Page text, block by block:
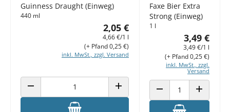
Guinness Draught (Einweg)
440 ml
2,05 €
4,66 €/1 l
inkl. MwSt., zzgl. Versand
(+ Pfand 0,25 €)
ANZAHL VERRINGERN ANZAHL ERHÖHEN
Faxe Bier Extra
Strong (Einweg)
1 l
3,49 €
3,49 €/1 l
inkl. MwSt., zzgl.
Versand
(+ Pfand 0,25 €)
ANZAHL VERRINGERN
ANZAHL